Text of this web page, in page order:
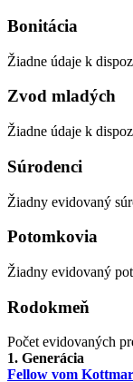
Bonitácia
Žiadne údaje k
Zvod mladých
Žiadne údaje k
Súrodenci
Žiadny evidovaný
Potomkovia
Žiadny evidovaný
Rodokmeň
Počet evidovaných
1. Generácia
Fellow vom